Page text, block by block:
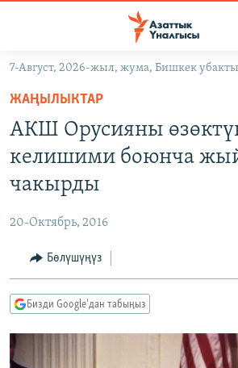
Навигацияга
өтүңүз
Издөөгө
салыңызКЫРГЫЗСТАН
МАДАНИЯТ
ТВ ПРОГРАММАЛАР
БҮГҮН АЗАТТЫКТА
ПОДКАСТ
Русский
7-Август, 2026-жыл, жума, Бишкек
ЖАҢЫЛЫКТАР
АКШ Орусияны
келишими боюнча
чакырды
20-Октябрь, 2016
Бөлүшүңүз
Бизди Google'дан табыңыз